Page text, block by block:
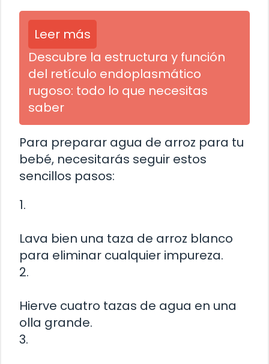
Leer más
Descubre la estructura y función
del retículo endoplasmático
rugoso: todo lo que necesitas
saber
Para preparar agua de arroz para tu
bebé, necesitarás seguir estos
sencillos pasos:
1.
Lava bien una taza de arroz blanco
para eliminar cualquier impureza.
2.
Hierve cuatro tazas de agua en una
olla grande.
3.